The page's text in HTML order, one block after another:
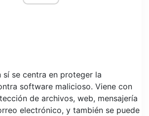
sí se centra en proteger la
software malicioso. Viene con
de archivos, web, mensajería
electrónico, y también se puede